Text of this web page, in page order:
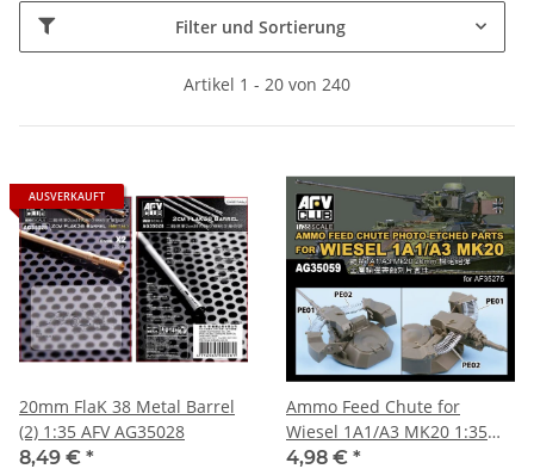
Filter und Sortierung
Artikel 1 - 20 von 240
AUSVERKAUFT
20mm FlaK 38 Metal Barrel
(2) 1:35 AFV AG35028
8,49 € *
Ammo Feed Chute for
Wiesel 1A1/A3 MK20 1:35
AFV Club AG35059
4,98 € *